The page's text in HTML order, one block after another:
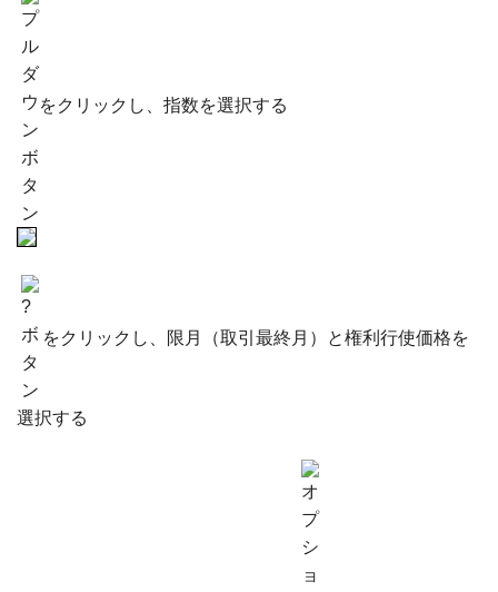
をクリックし、指数を選択する
をクリックし、限月（取引最終月）と権利行使価格を
選択する